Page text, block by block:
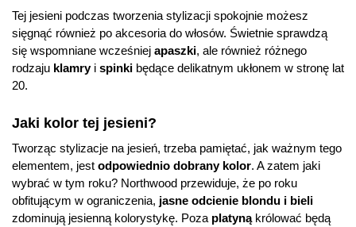
Tej jesieni podczas tworzenia stylizacji spokojnie możesz
sięgnąć również po akcesoria do włosów. Świetnie sprawdzą
się wspomniane wcześniej apaszki, ale również różnego
rodzaju klamryi spinki będące delikatnym ukłonem w stronę lat
20.
Jaki kolor tej jesieni?
Tworząc stylizacje na jesień, trzeba pamiętać, jak ważnym tego
elementem, jest odpowiednio dobrany kolor. A zatem jaki
wybrać w tym roku? Northwood przewiduje, że po roku
obfitującym w ograniczenia, jasne odcienie blondu i bieli
zdominują jesienną kolorystykę. Poza platynąkrólować będą